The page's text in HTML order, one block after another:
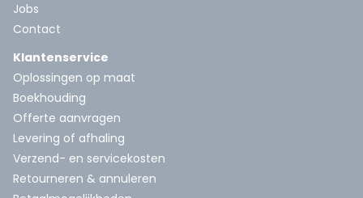
Jobs
Contact
Klantenservice
Oplossingen op maat
Boekhouding
Offerte aanvragen
Levering of afhaling
Verzend- en servicekosten
Retourneren & annuleren